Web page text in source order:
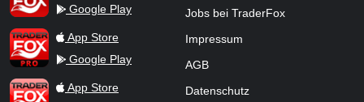
Google Play
TraderFox ProApp Store
Google Play
TraderFox dpa-AFX ProFeed
App Store
Jobs bei TraderFox
Impressum
AGB
Datenschutz